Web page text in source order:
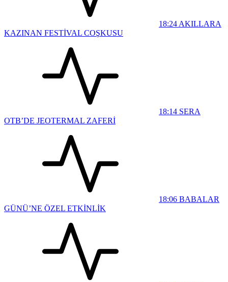
18:24 AKILLARA
KAZINAN FESTİVAL COŞKUSU
18:14 SERA
OTB’DE JEOTERMAL ZAFERİ
18:06 BABALAR
GÜNÜ’NE ÖZEL ETKİNLİK